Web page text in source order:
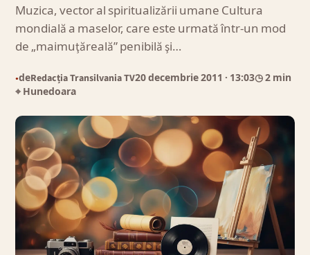
Muzica, vector al spiritualizării umane Cultura
mondială a maselor, care este urmată într-un mod
de „maimuţăreală” penibilă şi…
●deRedacția Transilvania TV20 decembrie 2011 · 13:03◷ 2 min
⌖ Hunedoara